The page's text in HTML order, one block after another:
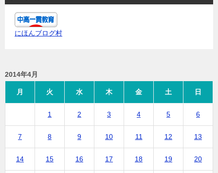
にほんブログ村
2014年4月
月 火 水 木 金 土 日
1 2 3 4 5 6
7 8 9 10 11 12 13
14 15 16 17 18 19 20